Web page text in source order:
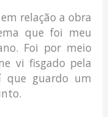
relação a obra
que foi meu
Foi por meio
vi fisgado pela
que guardo um